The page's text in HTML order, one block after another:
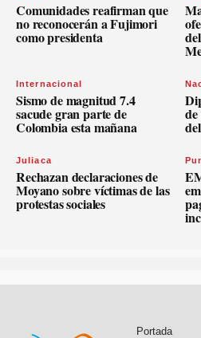
Comunidades reafirman que
no reconocerán a Fujimori
como presidenta
Internacional
Sismo de magnitud 7.4
sacude gran parte de
Colombia esta mañana
de
Juliaca
Rechazan declaraciones de
Moyano sobre víctimas de las
protestas sociales
Portada